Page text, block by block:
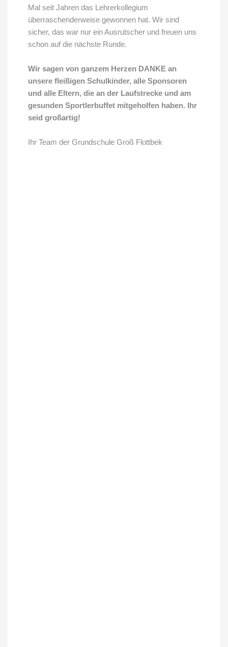
Mal seit Jahren das Lehrerkollegium
überraschenderweise gewonnen hat. Wir sind
sicher, das war nur ein Ausrutscher und freuen uns
schon auf die nächste Runde.
Wir sagen von ganzem Herzen DANKE an
unsere fleißigen Schulkinder, alle Sponsoren
und alle Eltern, die an der Laufstrecke und am
gesunden Sportlerbuffet mitgeholfen haben. Ihr
seid großartig!
Ihr Team der Grundschule Groß Flottbek